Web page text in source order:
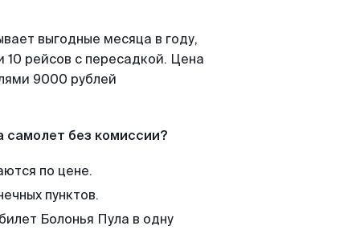
выгодные месяца в году,
рейсов с пересадкой. Цена
9000 рублей
самолет без комиссии?
по цене.
пунктов.
Болонья Пула в одну